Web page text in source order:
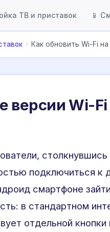
ТВ и приставок 📱
› Как обновить Wi-Fi
версии Wi-
подключиться к
смартфоне
в стандартном
отдельной